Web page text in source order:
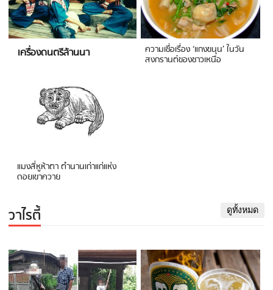
เครื่องดนตรีล้านนา ความเชื่อเรื่อง ‘แกงขนุน’ ในวัน
สงกรานต์ของชาวเหนือ
แมงสี่หูห้าตา ตำนานเก่าแก่แห่ง
ดอยเขาควาย
วาไรตี้ ดูทั้งหมด